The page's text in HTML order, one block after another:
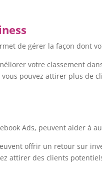
de gérer la façon dont
votre classement
pouvez attirer plus de
Ads, peuvent aider à
offrir un retour sur
attirer des clients